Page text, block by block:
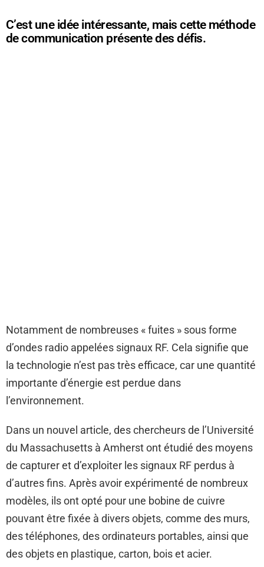
C’est une idée intéressante, mais cette méthode
de communication présente des défis.
Notamment de nombreuses « fuites » sous forme
d’ondes radio appelées signaux RF. Cela signifie que
la technologie n’est pas très efficace, car une quantité
importante d’énergie est perdue dans
l’environnement.
Dans un nouvel article, des chercheurs de l’Université
du Massachusetts à Amherst ont étudié des moyens
de capturer et d’exploiter les signaux RF perdus à
d’autres fins. Après avoir expérimenté de nombreux
modèles, ils ont opté pour une bobine de cuivre
pouvant être fixée à divers objets, comme des murs,
des téléphones, des ordinateurs portables, ainsi que
des objets en plastique, carton, bois et acier.